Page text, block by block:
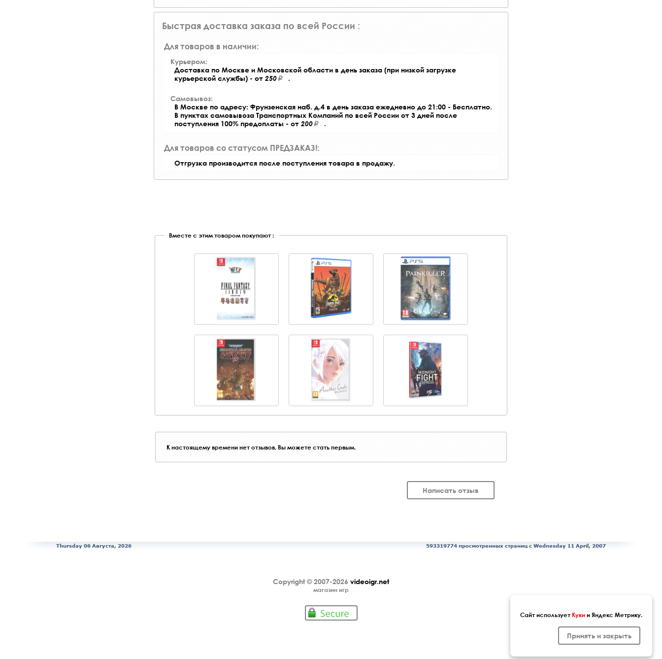
Быстрая доставка заказа по всей России :
Для товаров в наличии:
Курьером:
Доставка по Москве и Московской области в день заказа (при низкой загрузке
курьерской службы) - от 250 .
Самовывоз:
В Москве по адресу: Фрунзенская наб. д.4 в день заказа ежедневно до 21:00 - Бесплатно.
В пунктах самовывоза Транспортных Компаний по всей России от 3 дней после
поступления 100% предоплаты - от 200 .
Для товаров со статусом ПРЕДЗАКАЗ!:
Отгрузка производится после поступления товара в продажу.
Вместе с этим товаром покупают :
К настоящему времени нет отзывов, Вы можете стать первым.
Написать отзыв
Thursday 06 Августа, 2026 593319774 просмотренных страниц c Wednesday 11 April, 2007
Copyright © 2007-2026 videoigr.net
магазин игр
Сайт используетКукии Яндекс Метрику.
Принять и закрыть